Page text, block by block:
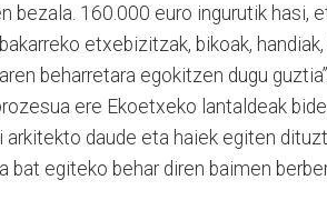
bezala. 160.000 euro ingurutik hasi,
etxebizitzak, bikoak,
beharretara egokitzen dugu
ere Ekoetxeko lantaldeak
arkitekto daude eta haiek egiten
egiteko behar diren baimen